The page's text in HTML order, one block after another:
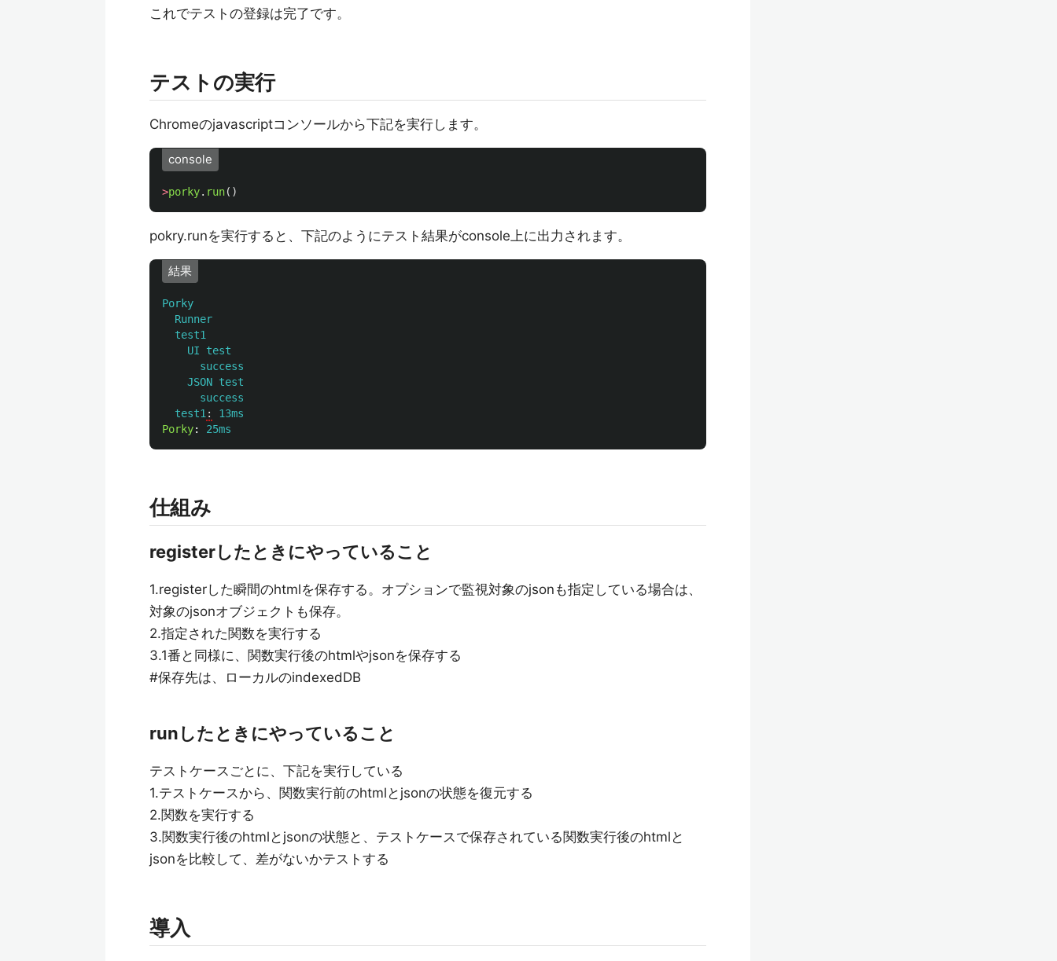
これでテストの登録は完了です。
テストの実行
Chromeのjavascriptコンソールから下記を実行します。
console
>porky. run()
pokry.runを実行すると、下記のようにテスト結果がconsole上に出力されます。
結果
Porky
Runner
test1
UI test
success
JSON test
success
test1 :
13ms
Porky: 25ms
仕組み
registerしたときにやっていること
1.registerした瞬間のhtmlを保存する。オプションで監視対象のjsonも指定している場合は、
対象のjsonオブジェクトも保存。
2.指定された関数を実行する
3.1番と同様に、関数実行後のhtmlやjsonを保存する
#保存先は、ローカルのindexedDB
runしたときにやっていること
テストケースごとに、下記を実行している
1.テストケースから、関数実行前のhtmlとjsonの状態を復元する
2.関数を実行する
3.関数実行後のhtmlとjsonの状態と、テストケースで保存されている関数実行後のhtmlと
jsonを比較して、差がないかテストする
導入